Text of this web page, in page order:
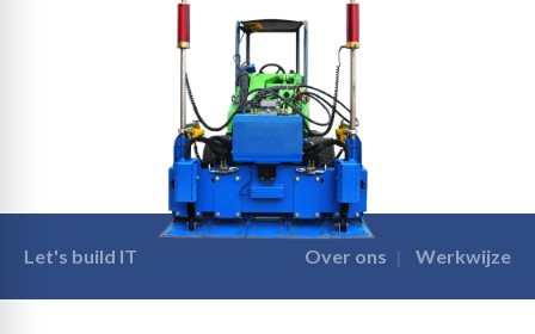
Let's build IT Over ons Werkwijze